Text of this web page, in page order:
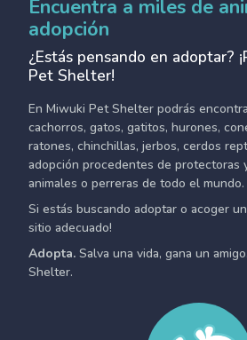
Encuentra a miles de
adopción
¿Estás pensando en adoptar?
Pet Shelter!
En Miwuki Pet Shelter podrás
cachorros, gatos, gatitos, hurones,
ratones, chinchillas, jerbos, cerdos
adopción procedentes de protectoras
animales o perreras de todo el mundo.
Si estás buscando adoptar o acoger
sitio adecuado!
Adopta. Salva una vida, gana un
Shelter.